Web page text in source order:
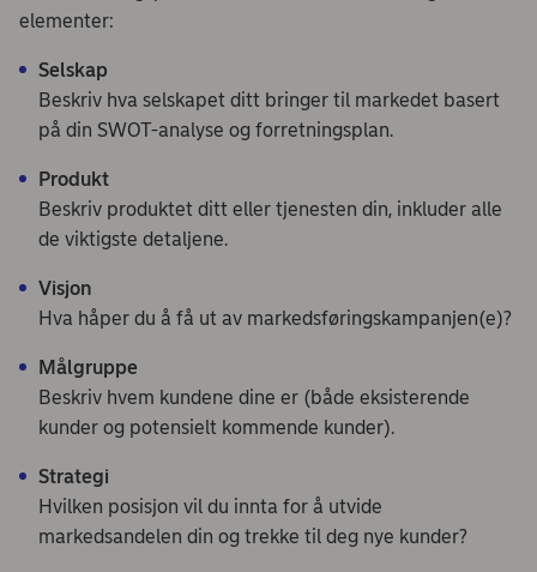
elementer:
Selskap
Beskriv hva selskapet ditt bringer til markedet basert
på din SWOT-analyse og forretningsplan.
Produkt
Beskriv produktet ditt eller tjenesten din, inkluder alle
de viktigste detaljene.
Visjon
Hva håper du å få ut av markedsføringskampanjen(e)?
Målgruppe
Beskriv hvem kundene dine er (både eksisterende
kunder og potensielt kommende kunder).
Strategi
Hvilken posisjon vil du innta for å utvide
markedsandelen din og trekke til deg nye kunder?